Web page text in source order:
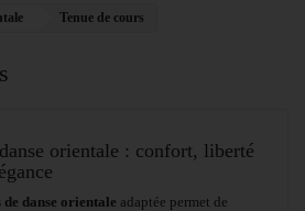
Tenue de cours
orientale : confort, liberté
de danse orientale adaptée permet de